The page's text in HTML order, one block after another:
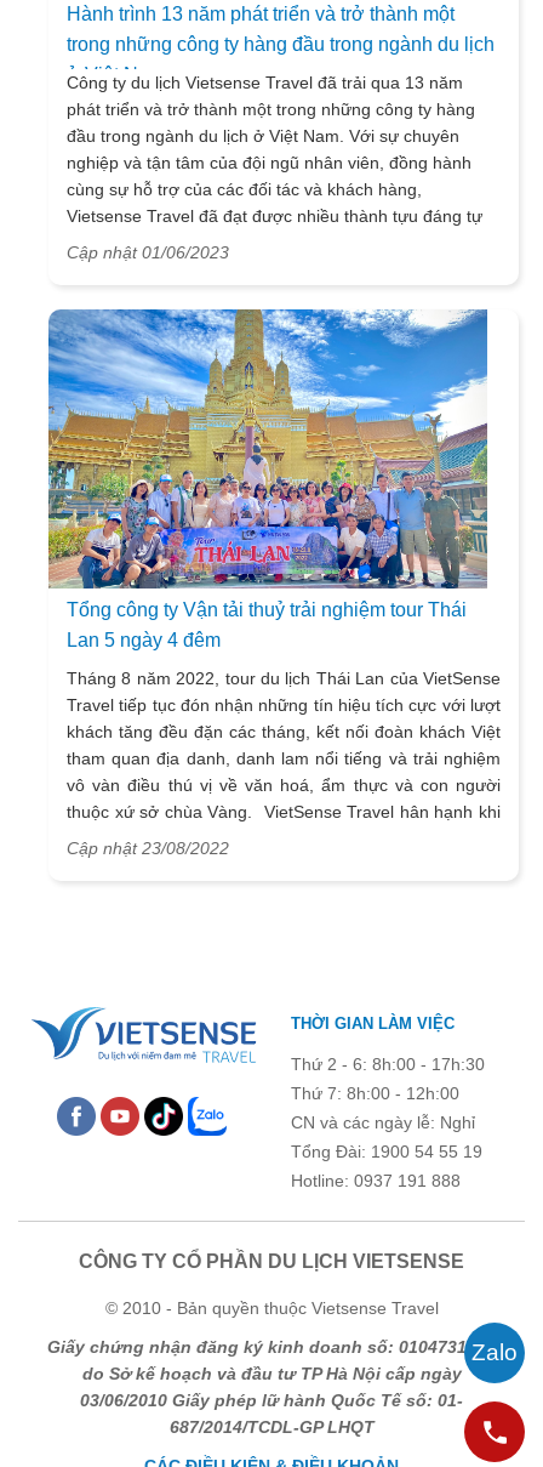
Hành trình 13 năm phát triển và trở thành một
trong những công ty hàng đầu trong ngành du lịch
ở Việt Nam
Công ty du lịch Vietsense Travel đã trải qua 13 năm
phát triển và trở thành một trong những công ty hàng
đầu trong ngành du lịch ở Việt Nam. Với sự chuyên
nghiệp và tận tâm của đội ngũ nhân viên, đồng hành
cùng sự hỗ trợ của các đối tác và khách hàng,
Vietsense Travel đã đạt được nhiều thành tựu đáng tự
hào.
Cập nhật 01/06/2023
Tổng công ty Vận tải thuỷ trải nghiệm tour Thái
Lan 5 ngày 4 đêm
Tháng 8 năm 2022, tour du lịch Thái Lan của VietSense
Travel tiếp tục đón nhận những tín hiệu tích cực với lượt
khách tăng đều đặn các tháng, kết nối đoàn khách Việt
tham quan địa danh, danh lam nổi tiếng và trải nghiệm
vô vàn điều thú vị về văn hoá, ẩm thực và con người
thuộc xứ sở chùa Vàng. VietSense Travel hân hạnh khi
có cơ hội đồng hành cùng đội ngũ nhân viên của Tổng
Cập nhật 23/08/2022
THỜI GIAN LÀM VIỆC
Thứ 2 - 6: 8h:00 - 17h:30
Thứ 7: 8h:00 - 12h:00
CN và các ngày lễ: Nghỉ
Tổng Đài: 1900 54 55 19
Hotline: 0937 191 888
CÔNG TY CỔ PHẦN DU LỊCH VIETSENSE
© 2010 - Bản quyền thuộc Vietsense Travel
Giấy chứng nhận đăng ký kinh doanh số: 0104731205
do Sở kế hoạch và đầu tư TP Hà Nội cấp ngày
03/06/2010 Giấy phép lữ hành Quốc Tế số: 01-
687/2014/TCDL-GP LHQT